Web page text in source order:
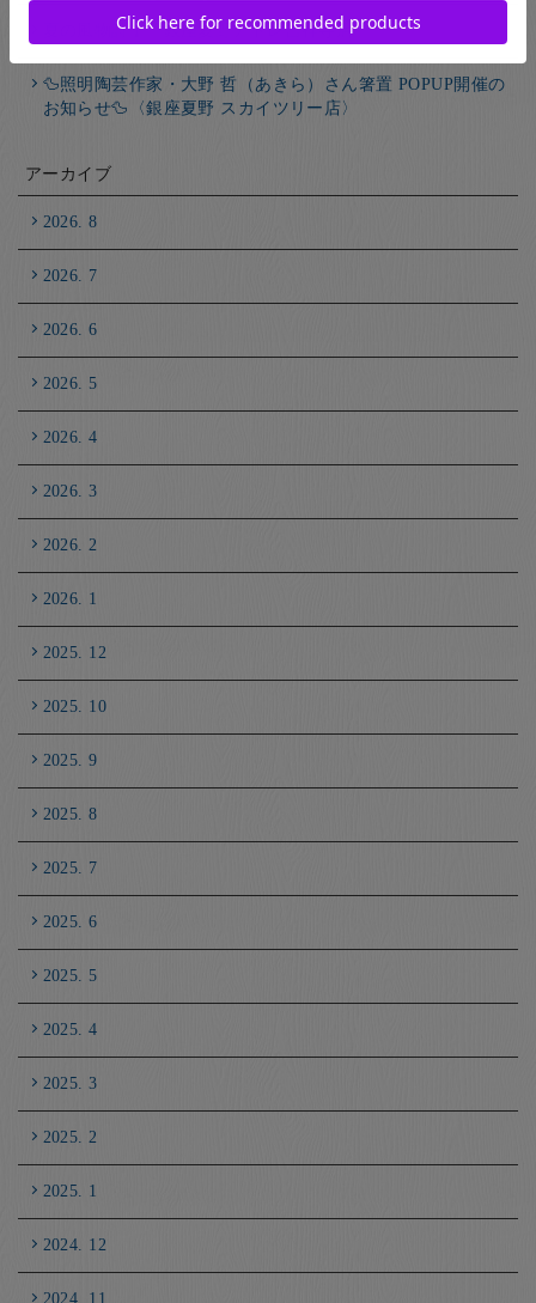
夏の風物詩🎐｜銀座夏野アトレ吉祥寺店
🦆照明陶芸作家・大野 哲（あきら）さん箸置 POPUP開催の
お知らせ🦆〈銀座夏野 スカイツリー店〉
アーカイブ
2026. 8
2026. 7
2026. 6
2026. 5
2026. 4
2026. 3
2026. 2
2026. 1
2025. 12
2025. 10
2025. 9
2025. 8
2025. 7
2025. 6
2025. 5
2025. 4
2025. 3
2025. 2
2025. 1
2024. 12
2024. 11